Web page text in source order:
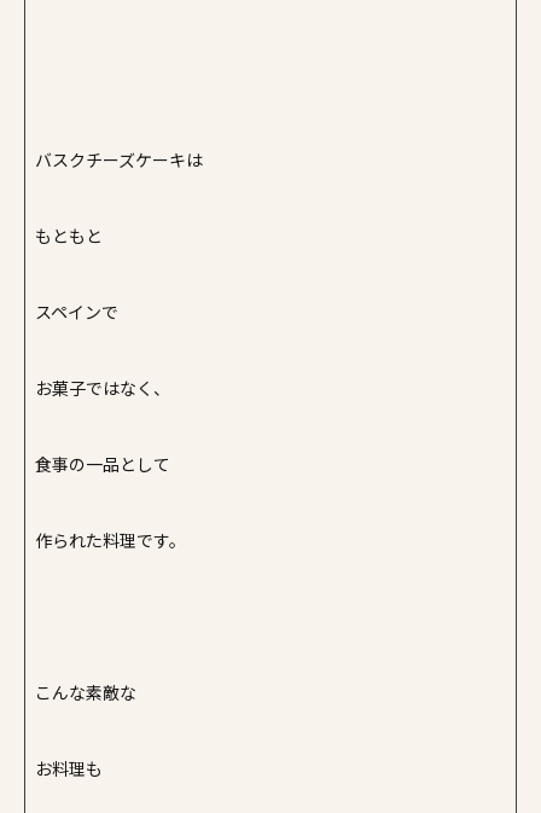
バスクチーズケーキは
もともと
スペインで
お菓子ではなく、
食事の一品として
作られた料理です。
こんな素敵な
お料理も